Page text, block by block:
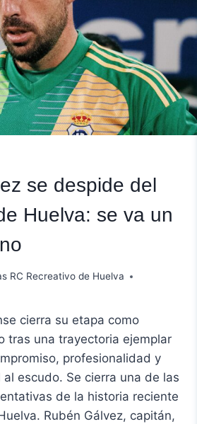
se despide del
Huelva: se va un
RC Recreativo de Huelva
cierra su etapa como
tras una trayectoria ejemplar
profesionalidad y
escudo. Se cierra una de las
de la historia reciente
Rubén Gálvez, capitán,